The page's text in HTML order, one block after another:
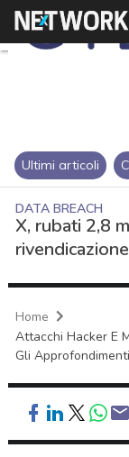
Ultimi articoli
DATA BREACH
X, rubati 2,8
Home
Attacchi Hacker E
Gli Approfondimenti